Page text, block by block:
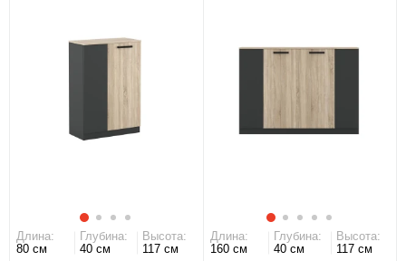
Длина:
80 см
Глубина:
40 см
Высота:
117 см
Длина:
160 см
Глубина:
40 см
Высота:
117 см